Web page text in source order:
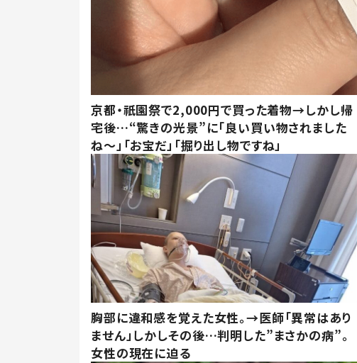
京都・祇園祭で2,000円で買った着物→しかし帰
宅後…“驚きの光景”に「良い買い物されました
ね～」「お宝だ」「掘り出し物ですね」
胸部に違和感を覚えた女性。→医師「異常はあり
ません」しかしその後…判明した”まさかの病”。
女性の現在に迫る